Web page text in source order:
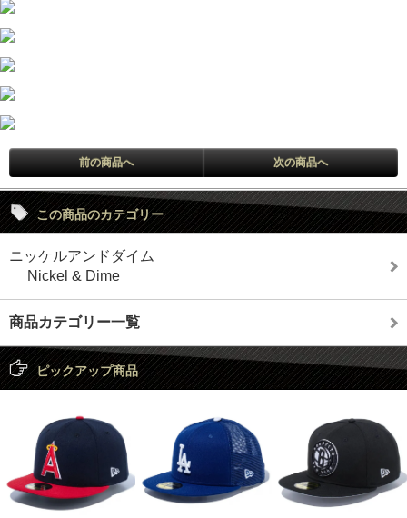
前の商品へ 次の商品へ
この商品のカテゴリー
ニッケルアンドダイム
Nickel & Dime
商品カテゴリー一覧
ピックアップ商品